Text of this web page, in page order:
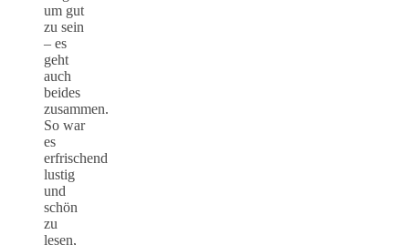
um gut
zu sein
– es
geht
auch
beides
zusammen.
So war
es
erfrischend
lustig
und
schön
zu
lesen,